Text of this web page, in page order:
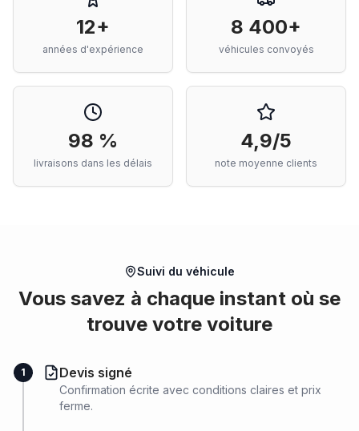
12+
années d'expérience
8 400+
véhicules convoyés
98 %
livraisons dans les délais
4,9/5
note moyenne clients
Suivi du véhicule
Vous savez à chaque instant où se
trouve votre voiture
1 Devis signé
Confirmation écrite avec conditions claires et prix
ferme.